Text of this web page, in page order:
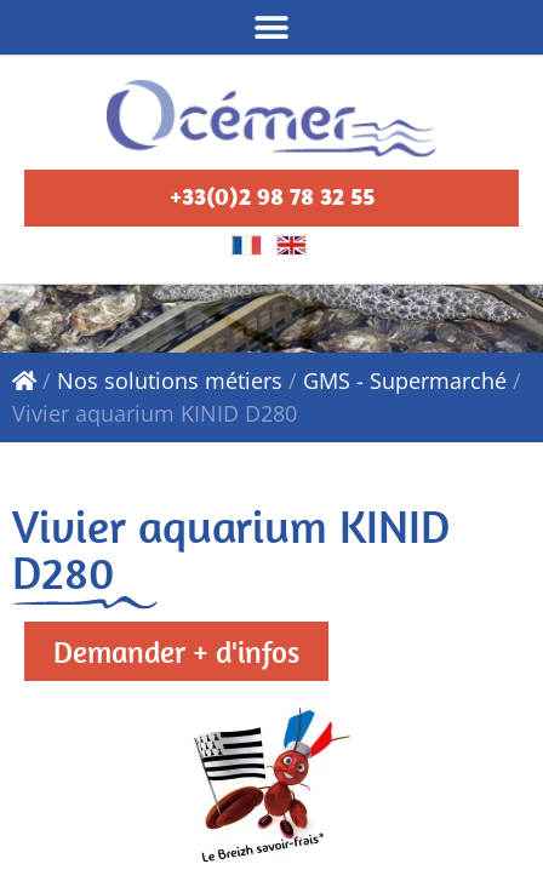
+33(0)2 98 78 32 55
/ Nos solutions métiers / GMS - Supermarché /
Vivier aquarium KINID D280
Vivier aquarium KINID
D280
Demander + d'infos